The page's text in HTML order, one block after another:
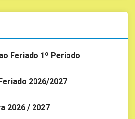
Feriado 1º Periodo
2026/2027
2026 / 2027